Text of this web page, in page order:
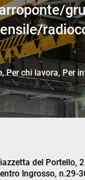
Per chi lavora, Per
del Portello,
Ingrosso, n.29-